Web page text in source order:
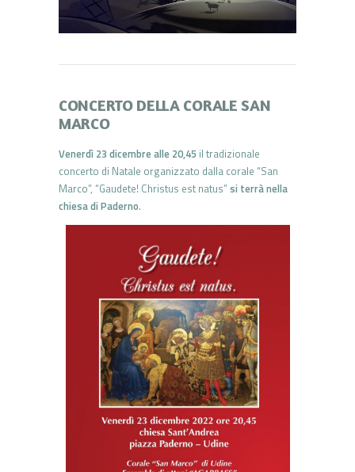
CONCERTO DELLA CORALE SAN
MARCO
Venerdì 23 dicembre alle 20,45 il tradizionale
concerto di Natale organizzato dalla corale “San
Marco”, “Gaudete! Christus est natus”si terrà nella
chiesa di Paderno.